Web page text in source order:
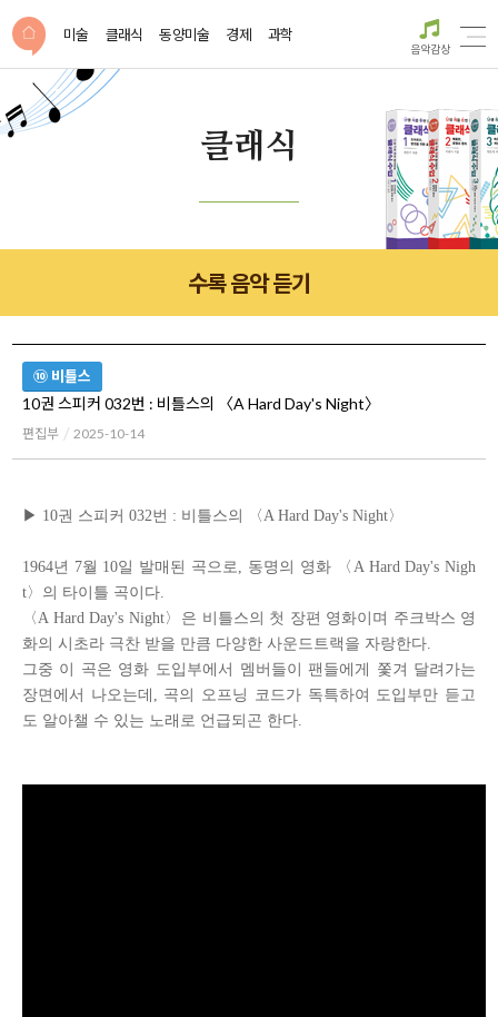
미술 클래식 동양미술 경제 과학
음악감상
클래식
수록 음악 듣기
⑩ 비틀스
10권 스피커 032번 : 비틀스의 〈A Hard Day's Night〉
편집부 2025-10-14
▶ 10권 스피커 032번 : 비틀스의 〈A Hard Day's Night〉
1964년 7월 10일 발매된 곡으로, 동명의 영화
〈A Hard Day's Nigh
t〉 의 타이틀 곡이다.
〈A Hard Day's Night〉 은 비틀스의 첫 장편 영화이며 주크박스 영
화의 시초라 극찬 받을 만큼 다양한 사운드트랙을 자랑한다.
그중 이 곡은 영화 도입부에서 멤버들이 팬들에게 쫓겨 달려가는
장면에서 나오는데, 곡의 오프닝 코드가 독특하여 도입부만 듣고
도 알아챌 수 있는 노래로 언급되곤 한다.